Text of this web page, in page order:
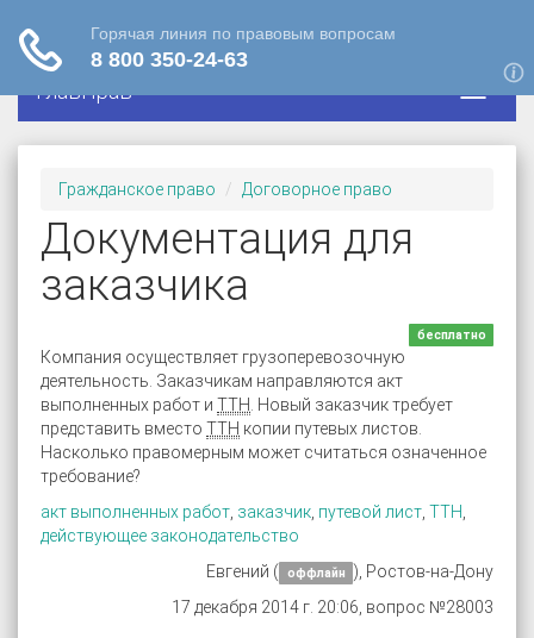
ГлавПрав
Гражданское право Договорное право
Документация для
заказчика
бесплатно
Компания осуществляет грузоперевозочную
деятельность. Заказчикам направляются акт
выполненных работ и ТТН
. Новый заказчик требует
представить вместо ТТН копии путевых листов.
Насколько правомерным может считаться означенное
требование?
акт выполненных работ заказчик путевой лист ТТН
действующее законодательство
Евгений (
оффлайн
), Ростов-на-Дону
17 декабря 2014 г. 20:06, вопрос №28003